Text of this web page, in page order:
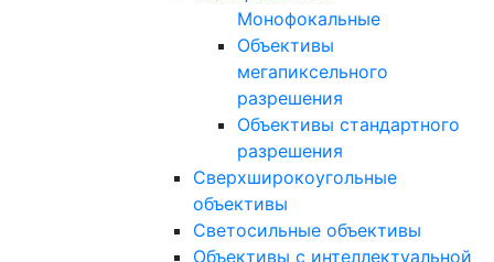
Монофокальные
Объективы
мегапиксельного
разрешения
Объективы стандартного
разрешения
Сверхширокоугольные
объективы
Светосильные объективы
Объективы с интеллектуальной